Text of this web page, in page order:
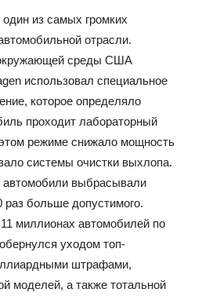
из самых громких
отрасли.
окружающей среды США
использовал специальное
которое определяло
проходит лабораторный
режиме снижало мощность
системы очистки выхлопа.
выбрасывали
раз больше допустимого.
миллионах автомобилей по
уходом топ-
штрафами,
моделей, а также тотальной